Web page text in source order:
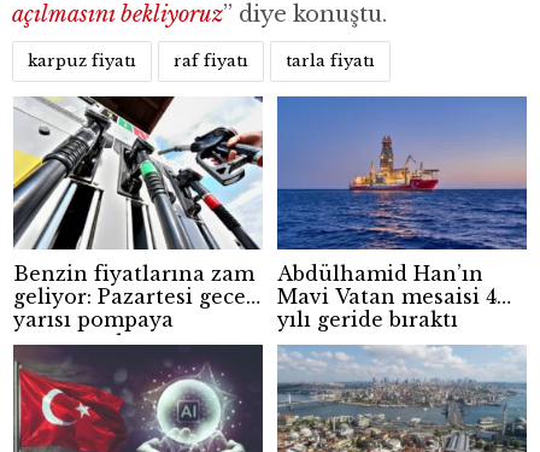
açılmasını bekliyoruz” diye konuştu.
karpuz fiyatı raf fiyatı tarla fiyatı
Benzin fiyatlarına zam
geliyor: Pazartesi gece
yarısı pompaya
yansıyacak
Abdülhamid Han’ın
Mavi Vatan mesaisi 4
yılı geride bıraktı